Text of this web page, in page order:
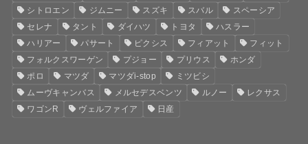
シトロエン
ジムニー スズキ スバル
スペーシア
セレナ
タント ダイハツ トヨタ
ハスラー
ハリアー
パサート ピクシス フィアット
フィット
フォルクスワーゲン
プジョー プリウス
ホンダ
ポロ
マツダ マツダi-stop
ミツビシ
ムーヴキャンバス
メルセデスベンツ ルノー
レクサス
ワゴンR
ヴェルファイア 日産